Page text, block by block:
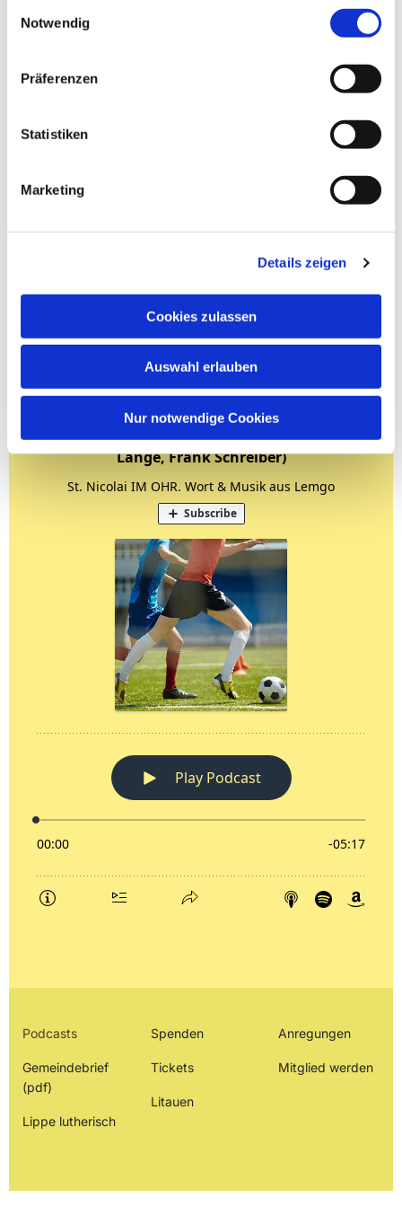
Notwendig
Präferenzen
Statistiken
Marketing
Details zeigen
Cookies zulassen
Auswahl erlauben
Nur notwendige Cookies
Podcasts
Gemeindebrief
(pdf)
Lippe lutherisch
Spenden
Tickets
Litauen
Anregungen
Mitglied werden